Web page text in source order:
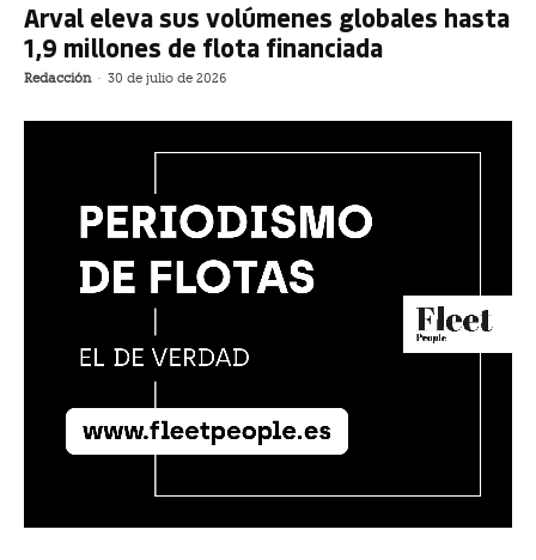
Arval eleva sus volúmenes globales hasta
1,9 millones de flota financiada
Redacción - 30 de julio de 2026